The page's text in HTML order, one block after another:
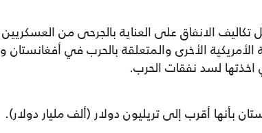
الانفاق على العناية بالجرحى من العسكريين
الأمريكية الأخرى والمتعلقة بالحرب في أفغانستان
اخذتها لسد نفقات الحرب.
بأنها أقرب إلى تريليون دولار (ألف مليار دولار).